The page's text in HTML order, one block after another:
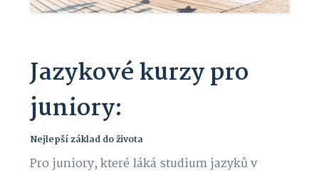
Jazykové kurzy pro
juniory:
Nejlepší základ do života
Pro juniory, které láká studium jazyků v